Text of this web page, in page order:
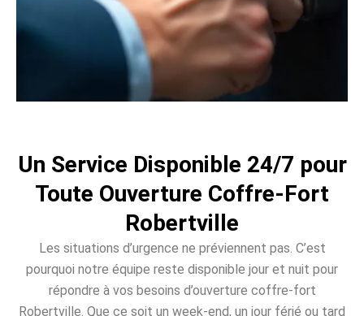
Un Service Disponible 24/7 pour
Toute Ouverture Coffre-Fort
Robertville
Les situations d’urgence ne préviennent pas. C’est
pourquoi notre équipe reste disponible jour et nuit pour
répondre à vos besoins d’ouverture coffre-fort
Robertville. Que ce soit un week-end, un jour férié ou tard